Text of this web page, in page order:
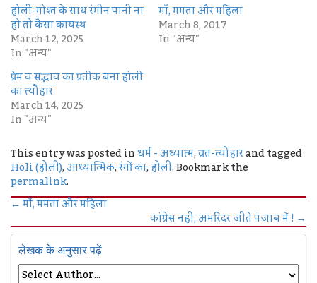
होली-गोश्त के साथ रंगीन पानी ना
हो तो कैसा कायस्थ
March 12, 2025
In "अन्य"
माँ, ममता और महिला
March 8, 2017
In "अन्य"
प्रेम व सद्भाव का प्रतीक बना होली
का त्यौहार
March 14, 2025
In "अन्य"
This entry was posted inधर्म - अध्यात्म,व्रत-त्योहारand tagged
Holi (होली),आध्यात्मिक,रंगों का,होली. Bookmark the
permalink.
←माँ, ममता और महिला
कांग्रेस नहीं, अमरिंदर जीते पंजाब में ! →
लेखक के अनुसार पढ़ें